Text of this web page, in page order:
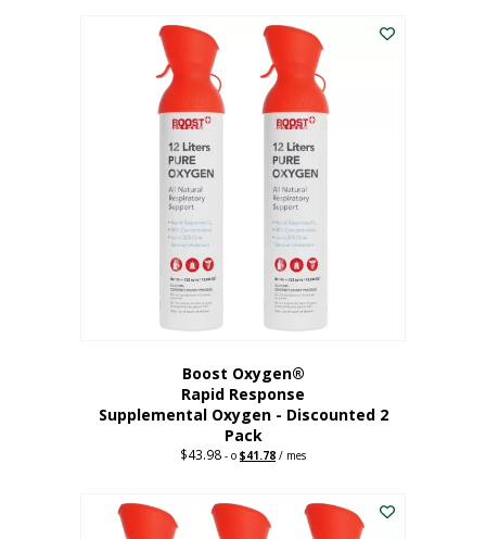
dólares. es:
182,30
dólares.
Boost Oxygen®
Rapid Response
Supplemental Oxygen - Discounted 2
Pack
$43.98 - o Original
$43.98.
$41.78 Current
$41.78.
/ mes